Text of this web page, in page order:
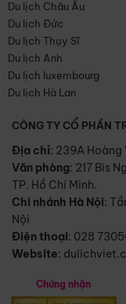
Du lịch Châu Âu
Du lịch Đức
Du lịch Thụy Sĩ
Du lịch Anh
Du lịch luxembourg
Du lịch Hà Lan
CÔNG TY CỔ PHẦN
Địa chỉ: 239A Hoàng
Văn phòng: 217 Bis
TP. Hồ Chí Minh.
Chi nhánh Hà Nội:
Nội
Điện thoại: 028
Website:
Chứng nhận